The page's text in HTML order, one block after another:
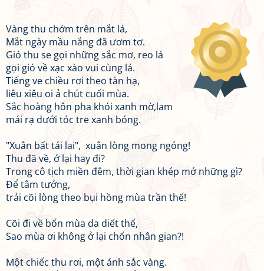
Vàng thu chớm trên mắt lá,
Mắt ngày mầu nắng đã ươm tơ.
Gió thu se gọi những sắc mơ, reo lá
gọi gió về xạc xào vui cùng lá.
Tiếng ve chiều rơi theo tàn hạ,
liêu xiêu oi ả chút cuối mùa.
Sắc hoàng hôn pha khói xanh mờ,lam
mái rạ dưới tóc tre xanh bóng.
"Xuân bất tái lai", xuân lòng mong ngóng!
Thu đã về, ở lại hay đi?
Trong cô tịch miền đêm, thời gian khép mở những gì?
Để tâm tưởng,
trải cõi lòng theo bụi hồng mùa trần thế!
Cõi đi về bốn mùa da diết thế,
Sao mùa ơi không ở lại chốn nhân gian?!
Một chiếc thu rơi, một ánh sắc vàng.